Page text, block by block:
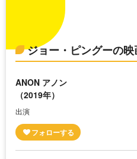
ジョー・ピングーの
ANON アノン
（2019年）
出演